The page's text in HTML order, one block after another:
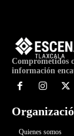
Comprometidos
información
Quienes somos